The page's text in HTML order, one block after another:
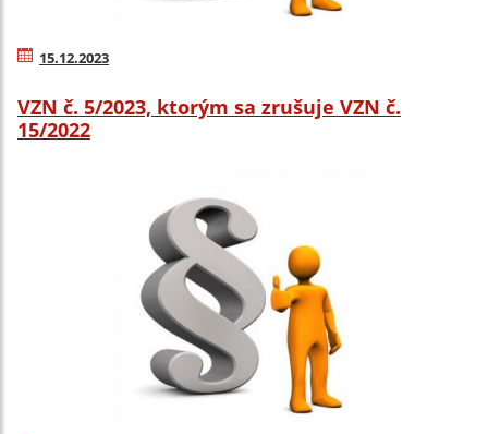
15.12.2023
VZN č. 5/2023, ktorým sa zrušuje VZN č.
15/2022